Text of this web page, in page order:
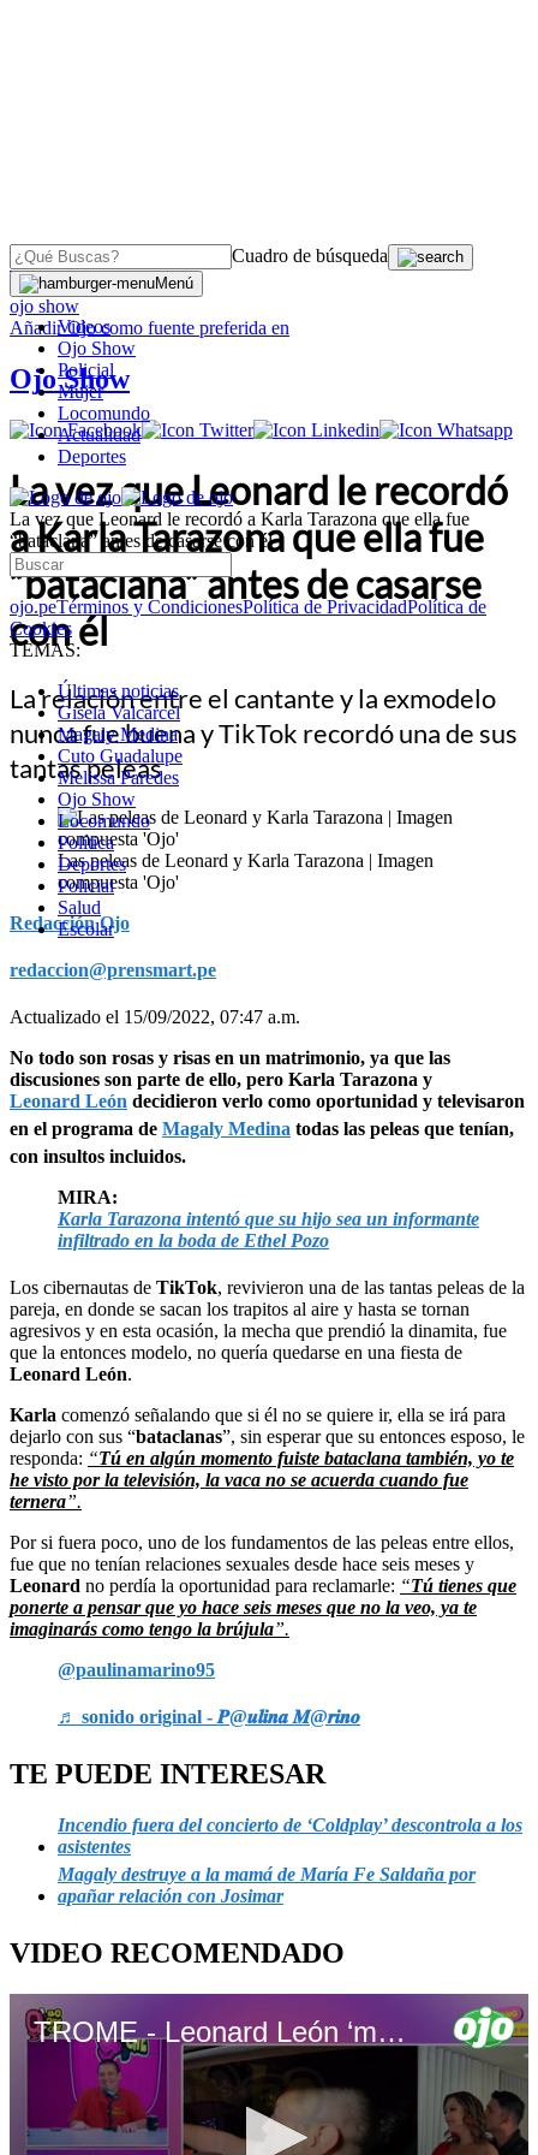
Cuadro de búsqueda
Menú
Videos
Ojo Show
Policial
Mujer
Locomundo
Actualidad
Deportes
La vez que Leonard le recordó a Karla Tarazona que ella fue
“bataclana” antes de casarse con él
ojo.peTérminos y CondicionesPolítica de PrivacidadPolítica de
Cookies
TEMAS:
Últimas noticias
Gisela Valcarcel
Magaly Medina
Cuto Guadalupe
Melissa Paredes
Ojo Show
Locomundo
Política
Deportes
Policial
Salud
Escolar
OJO
ojo show
AñadirOjocomo fuente preferida en
Ojo Show
La vez que Leonard le recordó
a Karla Tarazona que ella fue
“bataclana” antes de casarse
con él
La relación entre el cantante y la exmodelo
nunca fue buena y TikTok recordó una de sus
tantas peleas
Las peleas de Leonard y Karla Tarazona | Imagen
compuesta 'Ojo'
Redacción Ojo
redaccion@prensmart.pe
Actualizado el 15/09/2022, 07:47 a.m.
No todo son rosas y risas en un matrimonio, ya que las
discusiones son parte de ello, pero Karla Tarazona y
Leonard León decidieron verlo como oportunidad y televisaron
en el programa de Magaly Medina todas las peleas que tenían,
con insultos incluidos.
MIRA:
Karla Tarazona intentó que su hijo sea un informante
infiltrado en la boda de Ethel Pozo
Los cibernautas de TikTok, revivieron una de las tantas peleas de la
pareja, en donde se sacan los trapitos al aire y hasta se tornan
agresivos y en esta ocasión, la mecha que prendió la dinamita, fue
que la entonces modelo, no quería quedarse en una fiesta de
Leonard León.
Karla comenzó señalando que si él no se quiere ir, ella se irá para
dejarlo con sus “bataclanas”, sin esperar que su entonces esposo, le
responda: “Tú en algún momento fuiste bataclana también, yo te
he visto por la televisión, la vaca no se acuerda cuando fue
ternera”.
Por si fuera poco, uno de los fundamentos de las peleas entre ellos,
fue que no tenían relaciones sexuales desde hace seis meses y
Leonard no perdía la oportunidad para reclamarle: “Tú tienes que
ponerte a pensar que yo hace seis meses que no la veo, ya te
imaginarás como tengo la brújula”.
@paulinamarino95
♬ sonido original - 𝑷@𝒖𝒍𝒊𝒏𝒂 𝑴@𝒓𝒊𝒏𝒐
TE PUEDE INTERESAR
Incendio fuera del concierto de ‘Coldplay’ descontrola a los
asistentes
Magaly destruye a la mamá de María Fe Saldaña por
apañar relación con Josimar
VIDEO RECOMENDADO
TROME - Leonard León ‘multiplica por cero’ boda de Karla Tarazona y Christian Domínguez